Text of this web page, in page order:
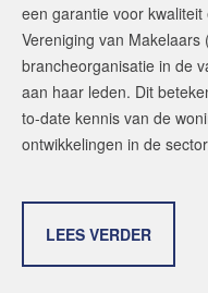
een garantie voor
Vereniging van Makelaars
brancheorganisatie in de
aan haar leden. Dit
to-date kennis van de
ontwikkelingen in de
LEES VERDER